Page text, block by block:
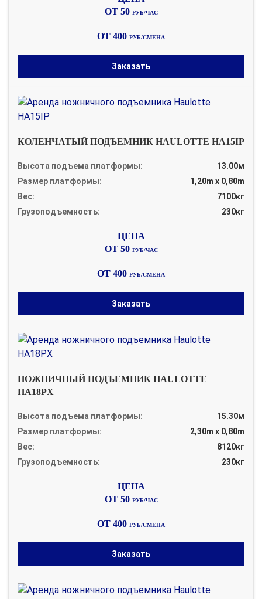
ОТ 50 РУБ/ЧАС
ОТ 400 РУБ/СМЕНА
Заказать
КОЛЕНЧАТЫЙ ПОДЪЕМНИК HAULOTTE HA15IP
Высота подъема платформы:
13.00м
Размер платформы:
1,20m x 0,80m
Вес:
7100кг
Грузоподъемность:
230кг
ОТ 50 РУБ/ЧАС
ОТ 400 РУБ/СМЕНА
Заказать
НОЖНИЧНЫЙ ПОДЪЕМНИК HAULOTTE
HA18PX
Высота подъема платформы:
15.30м
Размер платформы:
2,30m x 0,80m
Вес:
8120кг
Грузоподъемность:
230кг
ОТ 50 РУБ/ЧАС
ОТ 400 РУБ/СМЕНА
Заказать